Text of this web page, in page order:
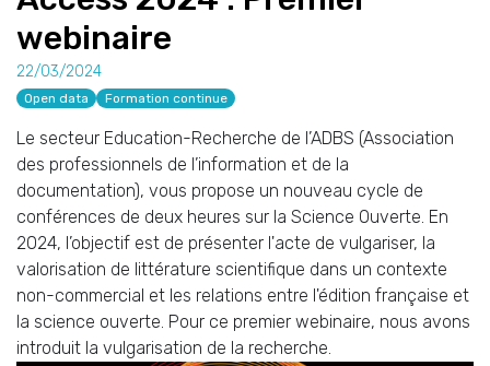
webinaire
22/03/2024
Open data Formation continue
Le secteur Education-Recherche de l’ADBS (Association
des professionnels de l’information et de la
documentation), vous propose un nouveau cycle de
conférences de deux heures sur la Science Ouverte. En
2024, l’objectif est de présenter l'acte de vulgariser, la
valorisation de littérature scientifique dans un contexte
non-commercial et les relations entre l'édition française et
la science ouverte. Pour ce premier webinaire, nous avons
introduit la vulgarisation de la recherche.